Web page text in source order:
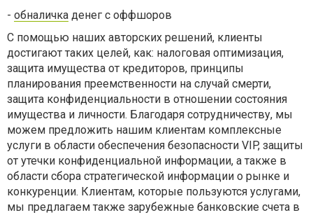
- обналичка денег с оффшоров
С помощью наших авторских решений, клиенты
достигают таких целей, как: налоговая оптимизация,
защита имущества от кредиторов, принципы
планирования преемственности на случай смерти,
защита конфиденциальности в отношении состояния
имущества и личности. Благодаря сотрудничеству, мы
можем предложить нашим клиентам комплексные
услуги в области обеспечения безопасности VIP, защиты
от утечки конфиденциальной информации, а также в
области сбора стратегической информации о рынке и
конкуренции. Клиентам, которые пользуются услугами,
мы предлагаем также зарубежные банковские счета в